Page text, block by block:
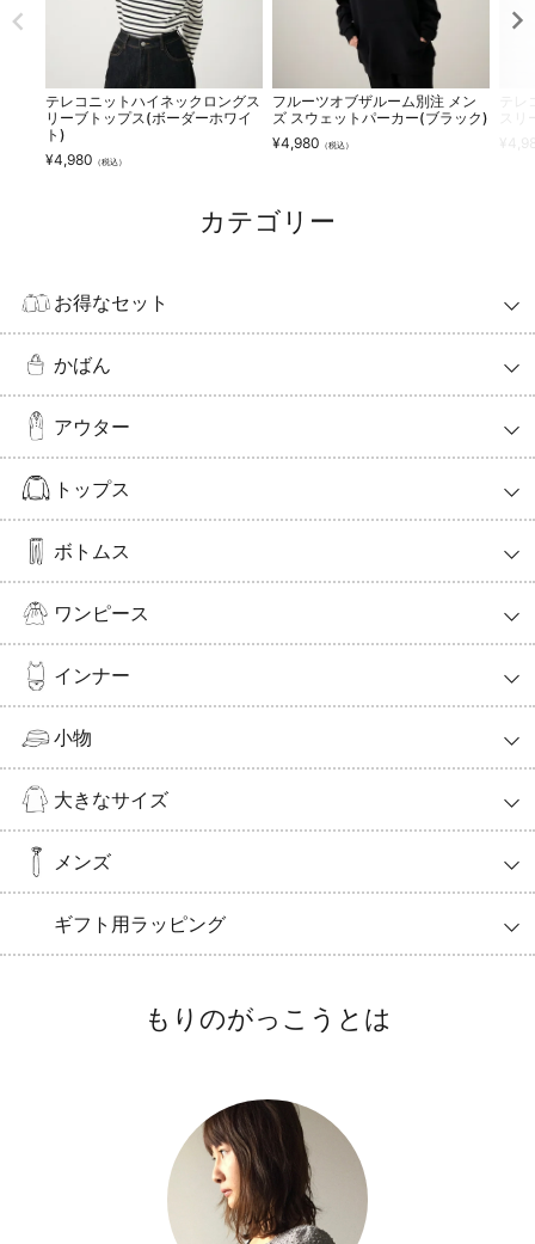
テレコニットハイネックロングス
リーブトップス(ボーダーホワイ
ト)
¥4,980 （税込）
フルーツオブザルーム別注 メン
ズ スウェットパーカー(ブラック)
¥4,980 （税込）
カテゴリー
お得なセット
かばん
アウター
トップス
ボトムス
ワンピース
インナー
小物
大きなサイズ
メンズ
ギフト用ラッピング
もりのがっこうとは